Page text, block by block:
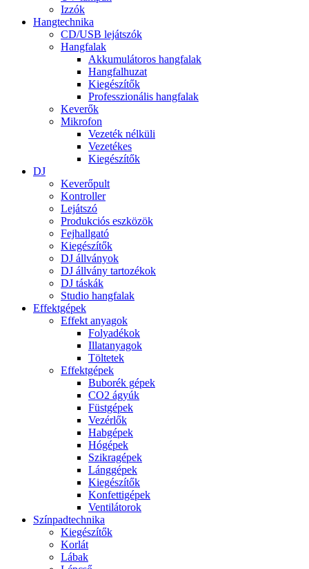
Izzók
Hangtechnika
CD/USB lejátszók
Hangfalak
Akkumulátoros hangfalak
Hangfalhuzat
Kiegészítők
Professzionális hangfalak
Keverők
Mikrofon
Vezeték nélküli
Vezetékes
Kiegészítők
DJ
Keverőpult
Kontroller
Lejátszó
Produkciós eszközök
Fejhallgató
Kiegészítők
DJ állványok
DJ állvány tartozékok
DJ táskák
Studio hangfalak
Effektgépek
Effekt anyagok
Folyadékok
Illatanyagok
Töltetek
Effektgépek
Buborék gépek
CO2 ágyúk
Füstgépek
Vezérlők
Habgépek
Hógépek
Szikragépek
Lánggépek
Kiegészítők
Konfettigépek
Ventilátorok
Színpadtechnika
Kiegészítők
Korlát
Lábak